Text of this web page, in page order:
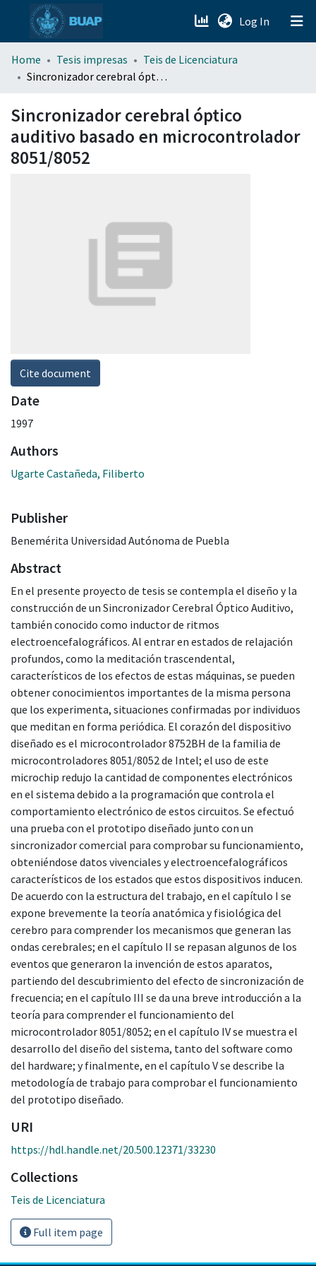
Log In (current)
menu.section.about_menu
Home Tesis impresas
Teis de Licenciatura
Sincronizador cerebral óptico auditivo basado en microcontrolador 8051/8052
Sincronizador cerebral óptico
auditivo basado en microcontrolador
8051/8052
Cite document
Date
1997
Authors
Ugarte Castañeda, Filiberto
Publisher
Benemérita Universidad Autónoma de Puebla
Abstract
En el presente proyecto de tesis se contempla el diseño y la
construcción de un Sincronizador Cerebral Óptico Auditivo,
también conocido como inductor de ritmos
electroencefalográficos. Al entrar en estados de relajación
profundos, como la meditación trascendental,
característicos de los efectos de estas máquinas, se pueden
obtener conocimientos importantes de la misma persona
que los experimenta, situaciones confirmadas por individuos
que meditan en forma periódica. El corazón del dispositivo
diseñado es el microcontrolador 8752BH de la familia de
microcontroladores 8051/8052 de Intel; el uso de este
microchip redujo la cantidad de componentes electrónicos
en el sistema debido a la programación que controla el
comportamiento electrónico de estos circuitos. Se efectuó
una prueba con el prototipo diseñado junto con un
sincronizador comercial para comprobar su funcionamiento,
obteniéndose datos vivenciales y electroencefalográficos
característicos de los estados que estos dispositivos inducen.
De acuerdo con la estructura del trabajo, en el capítulo I se
expone brevemente la teoría anatómica y fisiológica del
cerebro para comprender los mecanismos que generan las
ondas cerebrales; en el capítulo II se repasan algunos de los
eventos que generaron la invención de estos aparatos,
partiendo del descubrimiento del efecto de sincronización de
frecuencia; en el capítulo III se da una breve introducción a la
teoría para comprender el funcionamiento del
microcontrolador 8051/8052; en el capítulo IV se muestra el
desarrollo del diseño del sistema, tanto del software como
del hardware; y finalmente, en el capítulo V se describe la
metodología de trabajo para comprobar el funcionamiento
del prototipo diseñado.
URI
https://hdl.handle.net/20.500.12371/33230
Collections
Teis de Licenciatura
Full item page